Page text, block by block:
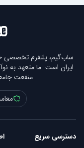
ساب‌گیم، پلتفرم تخصصی
ایران است. ما متعهد به
منفعت
دسترسی سریع